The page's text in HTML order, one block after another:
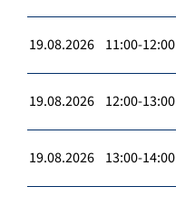
19.08.2026 11:00-12:00
19.08.2026 12:00-13:00
19.08.2026 13:00-14:00